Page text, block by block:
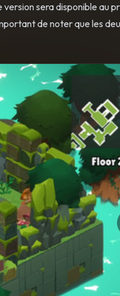
sera disponible au
de noter que les